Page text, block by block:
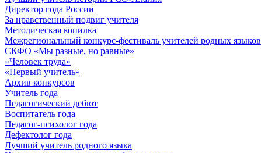
Директор года России
За нравственный подвиг учителя
Методическая копилка
Межрегиональный конкурс-фестиваль учителей родных языков
СКФО «Мы разные, но равные»
«Человек труда»
«Первый учитель»
Архив конкурсов
Учитель года
Педагогический дебют
Воспитатель года
Педагог-психолог года
Дефектолог года
Лучший учитель родного языка